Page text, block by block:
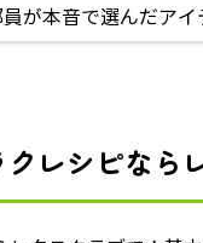
が本音で選んだアイ
クレシピなら